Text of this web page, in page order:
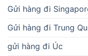
Gửi hàng đi
Gửi hàng đi Trung
gửi hàng đi Úc